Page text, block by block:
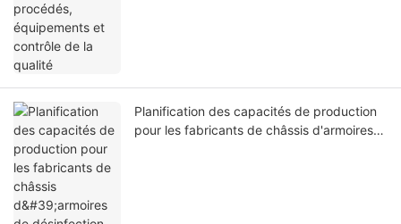
Planification des capacités de production
pour les fabricants de châssis d'armoires